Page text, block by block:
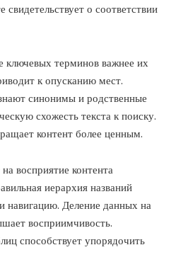
свидетельствует о соответствии
ключевых терминов важнее их
к опусканию мест.
синонимы и родственные
схожесть текста к поиску.
контент более ценным.
восприятие контента
иерархия названий
Деление данных на
восприимчивость.
способствует упорядочить